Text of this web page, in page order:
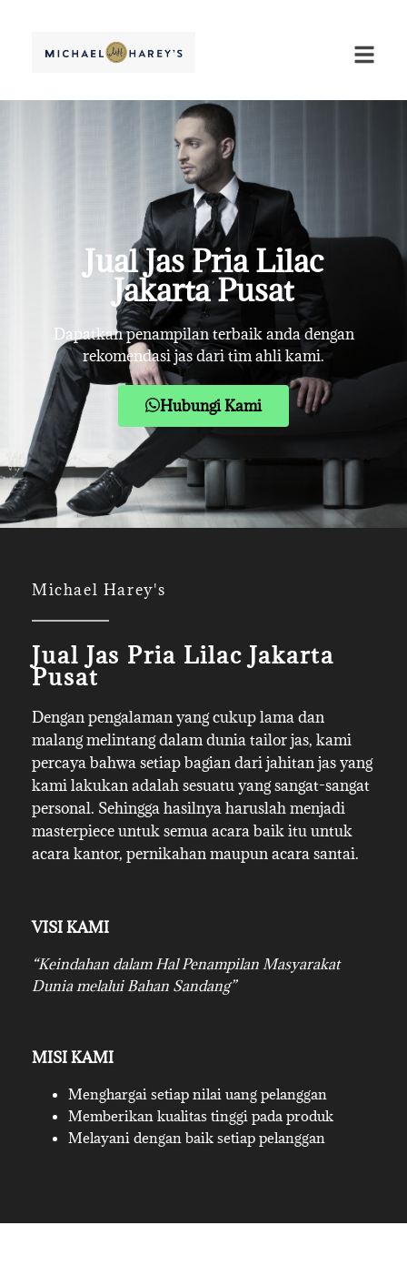
Jual Jas Pria Lilac
Jakarta Pusat
Dapatkan penampilan terbaik anda dengan
rekomendasi jas dari tim ahli kami.
Hubungi Kami
Michael Harey's
Jual Jas Pria Lilac Jakarta
Pusat
Dengan pengalaman yang cukup lama dan
malang melintang dalam dunia tailor jas, kami
percaya bahwa setiap bagian dari jahitan jas yang
kami lakukan adalah sesuatu yang sangat-sangat
personal. Sehingga hasilnya haruslah menjadi
masterpiece untuk semua acara baik itu untuk
acara kantor, pernikahan maupun acara santai.
VISI KAMI
“Keindahan dalam Hal Penampilan Masyarakat
Dunia melalui Bahan Sandang”
MISI KAMI
Menghargai setiap nilai uang pelanggan
Memberikan kualitas tinggi pada produk
Melayani dengan baik setiap pelanggan